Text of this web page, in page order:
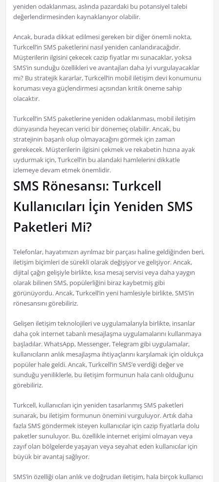
yeniden odaklanması, aslında pazardaki bu potansiyel talebi
değerlendirmesinden kaynaklanıyor olabilir.
Ancak, burada dikkat edilmesi gereken bir diğer önemli nokta,
Turkcell’in SMS paketlerini nasıl yeniden canlandıracağıdır.
Müşterilerin ilgisini çekecek cazip fiyatlar mı sunacaklar, yoksa
SMS’in sunduğu özellikleri ve avantajları daha iyi vurgulayacaklar
mı? Bu stratejik kararlar, Turkcell’in mobil iletişim devi konumunu
koruması veya güçlendirmesi açısından kritik öneme sahip
olacaktır.
Turkcell’in SMS paketlerine yeniden odaklanması, mobil iletişim
dünyasında heyecan verici bir dönemeç olabilir. Ancak, bu
stratejinin başarılı olup olmayacağını görmek için zaman
gerekecek. Müşterilerin ilgisini çekmek ve rekabetin hızına ayak
uydurmak için, Turkcell’in bu alandaki hamlelerini dikkatle
izlemeye devam etmek önemlidir.
SMS Rönesansı: Turkcell
Kullanıcıları İçin Yeniden SMS
Paketleri Mi?
Telefonlar, hayatımızın ayrılmaz bir parçası haline geldiğinden beri,
iletişim biçimleri de sürekli olarak değişiyor ve gelişiyor. Ancak,
dijital çağın gelişiyle birlikte, kısa mesaj servisi veya daha yaygın
olarak bilinen SMS, popülerliğini biraz kaybetmiş gibi
görünüyordu. Ancak, Turkcell’in yeni hamlesiyle birlikte, SMS’in
rönesansını görebiliriz.
Gelişen iletişim teknolojileri ve uygulamalarıyla birlikte, insanlar
daha çok internet tabanlı mesajlaşma uygulamalarını kullanmaya
başladılar. WhatsApp, Messenger, Telegram gibi uygulamalar,
kullanıcıların anlık mesajlaşma ihtiyaçlarını karşılamak için oldukça
popüler hale geldi. Ancak, Turkcell’in SMS’e verdiği değer ve
sunduğu yeniliklerle, bu iletişim formunun hala canlı olduğunu
görebiliriz.
Turkcell, kullanıcıları için yeniden tasarlanmış SMS paketleri
sunarak, bu iletişim formunun önemini vurguluyor. Artık daha
fazla SMS göndermek isteyen kullanıcılar için cazip fiyatlarla dolu
paketler sunuluyor. Bu, özellikle internet erişimi olmayan veya
zayıf olan bölgelerde yaşayan veya seyahat eden kullanıcılar için
büyük bir avantaj sağlıyor.
SMS’in özelliği olan anlık ve doğrudan iletişim, hala birçok kullanıcı